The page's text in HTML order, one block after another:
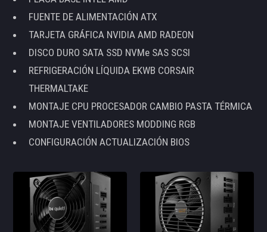
FUENTE DE ALIMENTACIÓN ATX
TARJETA GRÁFICA NVIDIA AMD RADEON
DISCO DURO SATA SSD NVMe SAS SCSI
REFRIGERACIÓN LÍQUIDA EKWB CORSAIR
THERMALTAKE
MONTAJE CPU PROCESADOR CAMBIO PASTA TÉRMICA
MONTAJE VENTILADORES MODDING RGB
CONFIGURACIÓN ACTUALIZACIÓN BIOS